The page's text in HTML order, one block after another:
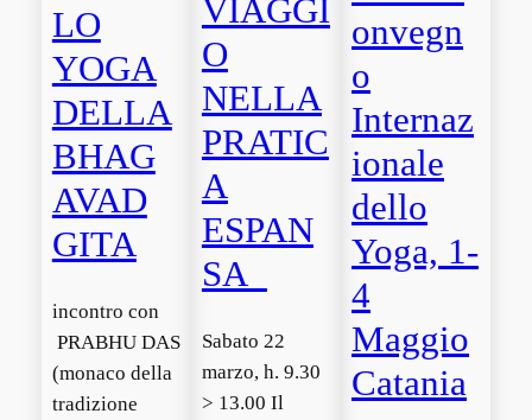
LO
YOGA
DELLA
BHAG
AVAD
GITA
incontro con
PRABHU DAS
(monaco della
tradizione
VIAGGI
O
NELLA
PRATIC
A
ESPAN
SA
Sabato 22
marzo, h. 9.30
> 13.00 Il
onvegn
o
Internaz
ionale
dello
Yoga, 1-
4
Maggio
Catania